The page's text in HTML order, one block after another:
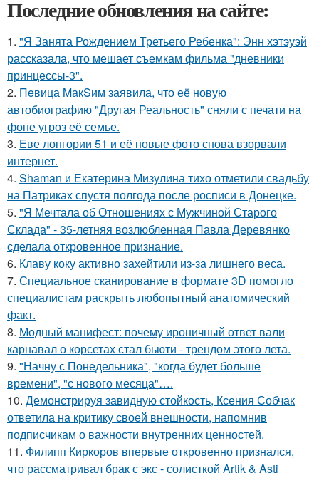
Последние обновления на сайте:
1. "Я Занята Рождением Третьего Ребенка": Энн хэтэуэй
рассказала, что мешает съемкам фильма "дневники
принцессы-3".
2. Пeвица MакSим заявила, что её новую
автобиографию "Другая Реальность" сняли с печати на
фоне угроз её семье.
3. Еве лонгории 51 и её новые фото снова взорвали
интернет.
4. Shaman и Екатерина Мизулина тихо отметили свадьбу
на Патриках спустя полгода после росписи в Донецке.
5. "Я Мечтала об Отношениях с Мужчиной Старого
Склада" - 35-летняя возлюбленная Павла Деревянко
сделала откровенное признание.
6. Клаву коку активно захейтили из-за лишнего веса.
7. Специальное сканирование в формате 3D помогло
специалистам раскрыть любопытный анатомический
факт.
8. Модный манифест: почему ироничный ответ вали
карнавал о корсетах стал бьюти - трендом этого лета.
9. "Начну с Понедельника", "когда будет больше
времени", "с нового месяца"….
10. Демонстрируя завидную стойкость, Ксения Собчак
ответила на критику своей внешности, напомнив
подписчикам о важности внутренних ценностей.
11. Филипп Киркоров впервые откровенно признался,
что рассматривал брак с экс - солисткой Artik & Asti